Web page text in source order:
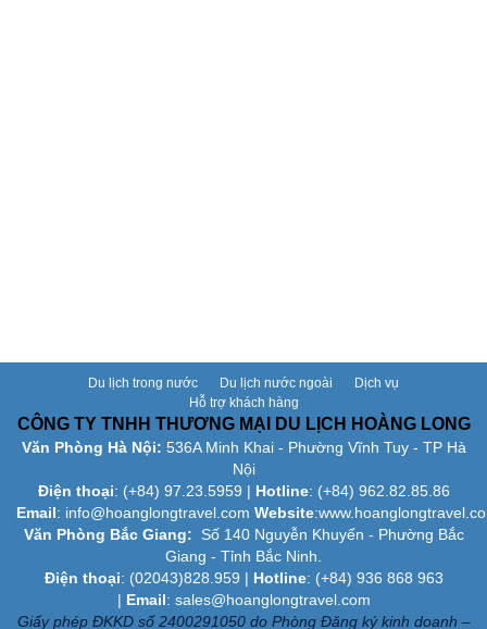
Du lịch trong nước Du lịch nước ngoài
Dịch vụ
Hỗ trợ khách hàng
CÔNG TY TNHH THƯƠNG MẠI DU LỊCH HOÀNG LONG
Văn Phòng Hà Nội: 536A Minh Khai - Phường Vĩnh Tuy - TP Hà
Nội
Điện thoại: (+84) 97.23.5959 | Hotline: (+84) 962.82.85.86
Email: info@hoanglongtravel.com Website:www.
Văn Phòng Bắc Giang: Số 140 Nguyễn Khuyến - Phường Bắc
Giang - Tỉnh Bắc Ninh.
Điện thoại: (02043)828.959 | Hotline: (+84) 936 868 963
| Email: sales@hoanglongtravel.com
Giấy phép ĐKKD số 2400291050 do Phòng Đăng ký kinh doanh –